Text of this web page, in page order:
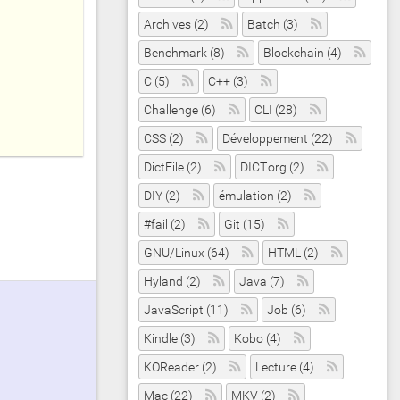
Archives (2)
Batch (3)
Benchmark (8)
Blockchain (4)
C (5)
C++ (3)
Challenge (6)
CLI (28)
CSS (2)
Développement (22)
DictFile (2)
DICT.org (2)
DIY (2)
émulation (2)
#fail (2)
Git (15)
GNU/Linux (64)
HTML (2)
Hyland (2)
Java (7)
JavaScript (11)
Job (6)
Kindle (3)
Kobo (4)
KOReader (2)
Lecture (4)
Mac (22)
MKV (2)